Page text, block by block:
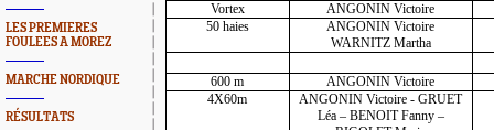
LES PREMIERES
FOULEES A MOREZ
MARCHE NORDIQUE
RÉSULTATS
Vortex
ANGONIN Victoire
50 haies
ANGONIN Victoire
WARNITZ Martha
600 m
ANGONIN Victoire
4X60m
ANGONIN Victoire - GRUET
Léa – BENOIT Fanny –